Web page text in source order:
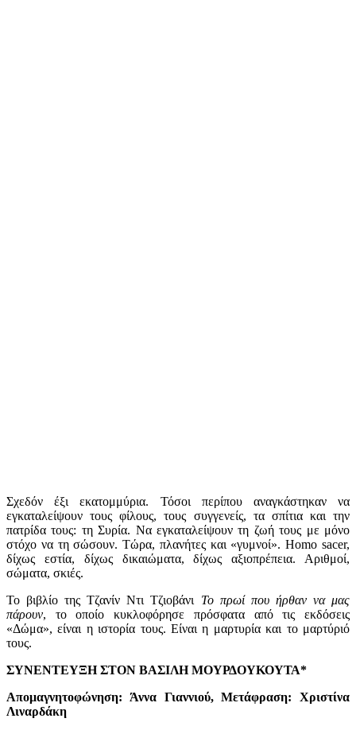
Σχεδόν έξι εκατομμύρια. Τόσοι περίπου αναγκάστηκαν να
εγκαταλείψουν τους φίλους, τους συγγενείς, τα σπίτια και την
πατρίδα τους: τη Συρία. Να εγκαταλείψουν τη ζωή τους με μόνο
στόχο να τη σώσουν. Τώρα, πλανήτες και «γυμνοί». Homo sacer,
δίχως εστία, δίχως δικαιώματα, δίχως αξιοπρέπεια. Αριθμοί,
σώματα, σκιές.
Το βιβλίο της Τζανίν Ντι Τζιοβάνι Το πρωί που ήρθαν να μας
πάρουν, το οποίο κυκλοφόρησε πρόσφατα από τις εκδόσεις
«Δώμα», είναι η ιστορία τους. Είναι η μαρτυρία και το μαρτύριό
τους.
ΣΥΝΕΝΤΕΥΞΗ ΣΤΟΝ ΒΑΣΙΛΗ ΜΟΥΡΔΟΥΚΟΥΤΑ*
Απομαγνητοφώνηση: Άννα Γιαννιού, Μετάφραση: Χριστίνα
Λιναρδάκη